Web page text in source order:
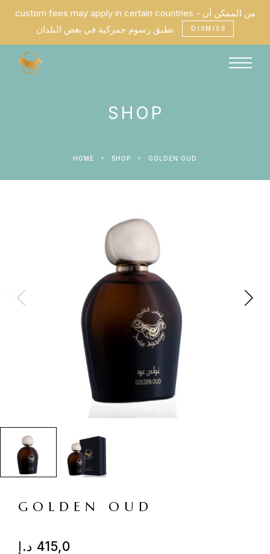
custom fees may apply in certain countries - من الممكن أن
تطبق رسوم جمركية في بعض البلدان
DISMISS
SHOP
HOME SHOP GOLDEN OUD
GOLDEN OUD
415,0 د.إ